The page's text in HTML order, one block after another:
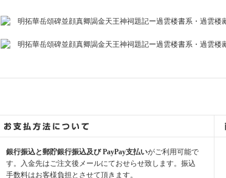
銀行振込と郵貯銀行振込及び PayPay支払いがご利用可能で
す。入金先はご注文後メールにておせらせ致します。振込
手数料はお客様負担とさせて頂きます。